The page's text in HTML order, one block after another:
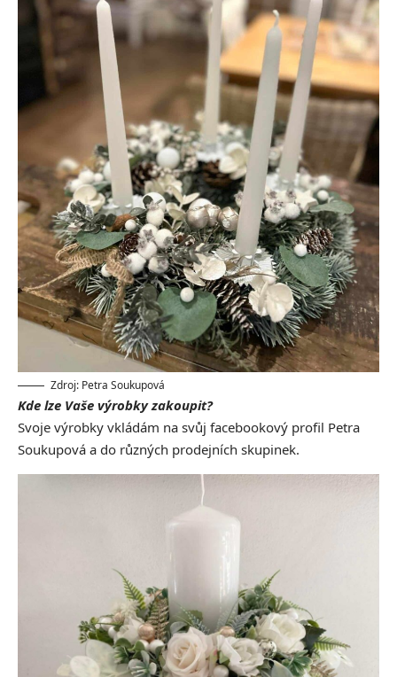
Zdroj: Petra Soukupová
Kde lze Vaše výrobky zakoupit?
Svoje výrobky vkládám na svůj facebookový profil Petra
Soukupová a do různých prodejních skupinek.